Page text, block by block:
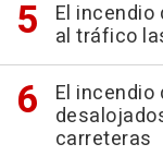
El
al tráfico
El incendio
carreteras